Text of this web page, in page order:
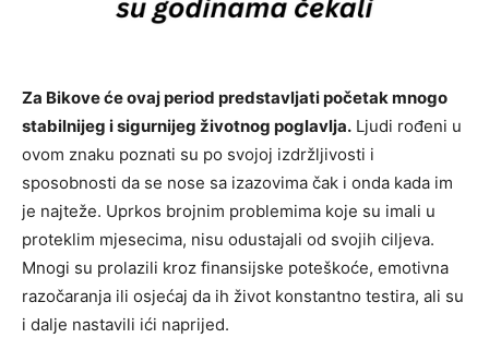
Za Bikove će ovaj period predstavljati početak mnogo
stabilnijeg i sigurnijeg životnog poglavlja. Ljudi rođeni u
ovom znaku poznati su po svojoj izdržljivosti i
sposobnosti da se nose sa izazovima čak i onda kada im
je najteže. Uprkos brojnim problemima koje su imali u
proteklim mjesecima, nisu odustajali od svojih ciljeva.
Mnogi su prolazili kroz finansijske poteškoće, emotivna
razočaranja ili osjećaj da ih život konstantno testira, ali su
i dalje nastavili ići naprijed.